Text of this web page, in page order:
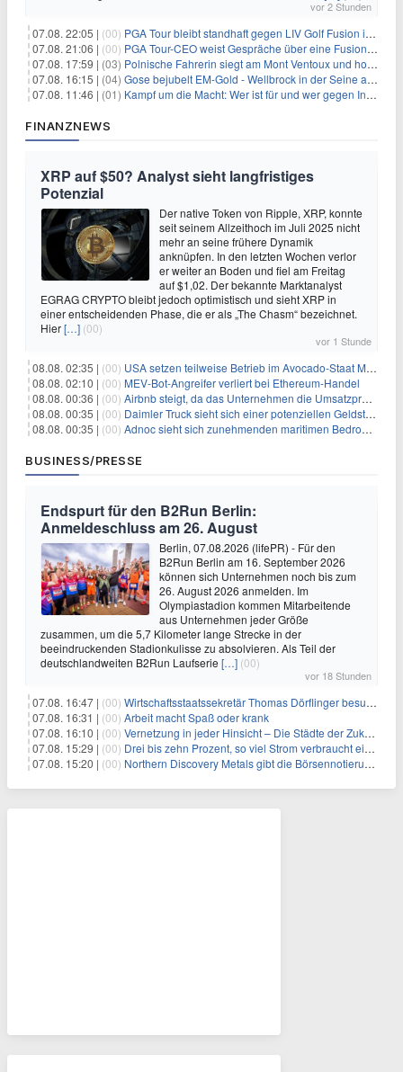
vor 2 Stunden
07.08. 22:05 | (00) PGA Tour bleibt standhaft gegen LIV Golf Fusion in einem sich wandelnden Sportumfeld
07.08. 21:06 | (00) PGA Tour-CEO weist Gespräche über eine Fusion mit LIV Golf zurück und bekräftigt die Wettbewerbslandschaft
07.08. 17:59 | (03) Polnische Fahrerin siegt am Mont Ventoux und holt Tour-Gelb
07.08. 16:15 | (04) Gose bejubelt EM-Gold - Wellbrock in der Seine ausgebremst
07.08. 11:46 | (01) Kampf um die Macht: Wer ist für und wer gegen Infantino?
FINANZNEWS
XRP auf $50? Analyst sieht langfristiges
Potenzial
Der native Token von Ripple, XRP, konnte
seit seinem Allzeithoch im Juli 2025 nicht
mehr an seine frühere Dynamik
anknüpfen. In den letzten Wochen verlor
er weiter an Boden und fiel am Freitag
auf $1,02. Der bekannte Marktanalyst
EGRAG CRYPTO bleibt jedoch optimistisch und sieht XRP in
einer entscheidenden Phase, die er als „The Chasm“ bezeichnet.
Hier[…] (00)
vor 1 Stunde
08.08. 02:35 | (00) USA setzen teilweise Betrieb im Avocado-Staat Michoacán in Mexiko wieder in Gang
08.08. 02:10 | (00) MEV-Bot-Angreifer verliert bei Ethereum-Handel
08.08. 00:36 | (00) Airbnb steigt, da das Unternehmen die Umsatzprognose anhebt und starkes Wachstum signalisiert
08.08. 00:35 | (00) Daimler Truck sieht sich einer potenziellen Geldstrafe von 1 Milliarde Euro aufgrund von EU-Emissionsvorschriften gegenüber
08.08. 00:35 | (00) Adnoc sieht sich zunehmenden maritimen Bedrohungen angesichts regionaler Spannungen gegenüber
BUSINESS/PRESSE
Endspurt für den B2Run Berlin:
Anmeldeschluss am 26. August
Berlin, 07.08.2026 (lifePR) - Für den
B2Run Berlin am 16. September 2026
können sich Unternehmen noch bis zum
26. August 2026 anmelden. Im
Olympiastadion kommen Mitarbeitende
aus Unternehmen jeder Größe
zusammen, um die 5,7 Kilometer lange Strecke in der
beeindruckenden Stadionkulisse zu absolvieren. Als Teil der
deutschlandweiten B2Run Laufserie […] (00)
vor 18 Stunden
07.08. 16:47 | (00) Wirtschaftsstaatssekretär Thomas Dörflinger besucht Handwerksbetrieb im Kammerbezirk Freiburg
07.08. 16:31 | (00) Arbeit macht Spaß oder krank
07.08. 16:10 | (00) Vernetzung in jeder Hinsicht – Die Städte der Zukunft sind grün-blau
07.08. 15:29 | (00) Drei bis zehn Prozent, so viel Strom verbraucht ein Aufzug im Gebäude
07.08. 15:20 | (00) Northern Discovery Metals gibt die Börsennotierung an der Frankfurter Wertpapierbörse bekannt